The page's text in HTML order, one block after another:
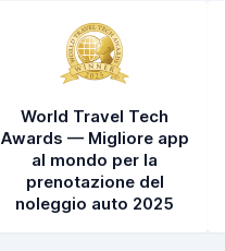
World Travel Tech
Awards — Migliore app
al mondo per la
prenotazione del
noleggio auto 2025